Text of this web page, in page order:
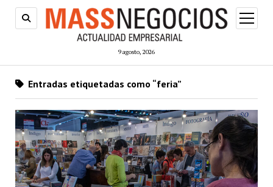
9 agosto, 2026
abrir
menú
Entradas etiquetadas como “feria”